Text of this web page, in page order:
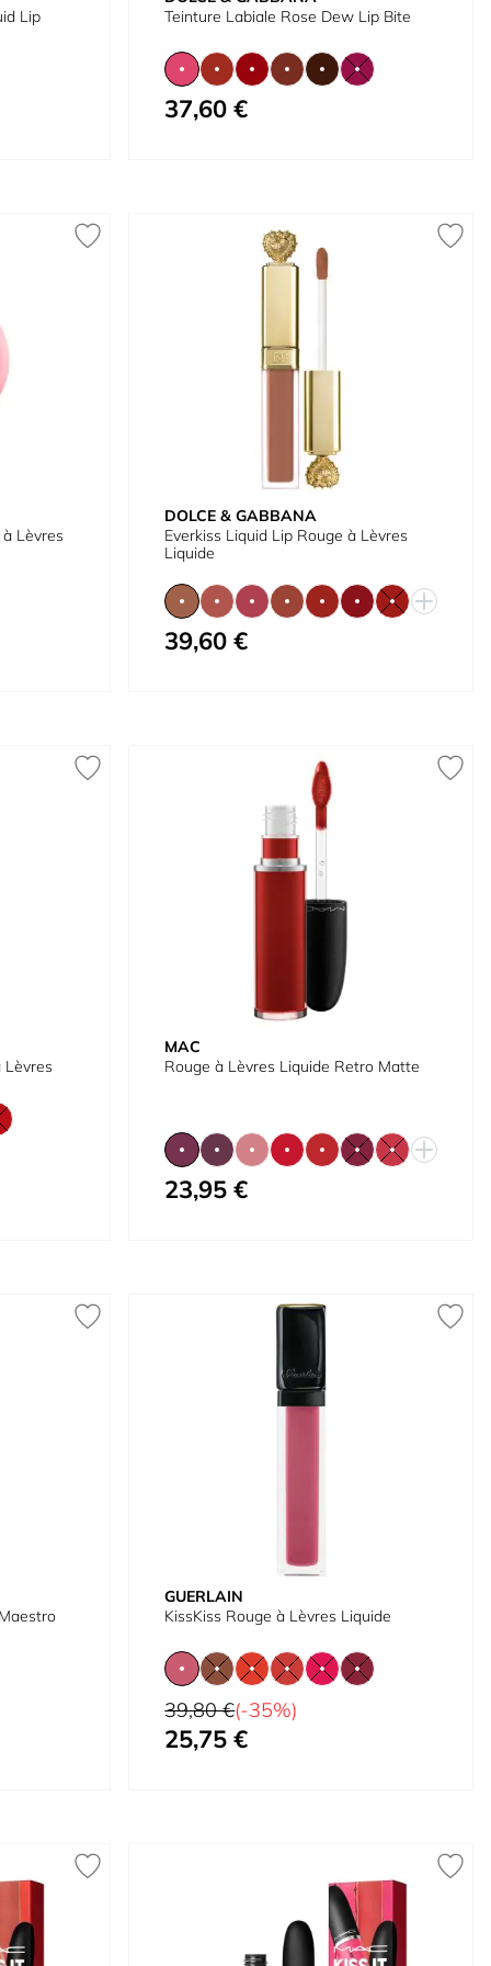
Lip
Teinture Labiale Rose Dew Lip Bite
À partir de
37,60 €
Lèvres
DOLCE & GABBANA
Everkiss Liquid Lip Rouge à Lèvres
Liquide
À partir de
39,60 €
Lèvres
MAC
Rouge à Lèvres Liquide Retro Matte
À partir de
23,95 €
GUERLAIN
KissKiss Rouge à Lèvres Liquide
Prix normal
39,80 €(-35%)
À partir de
25,75 €